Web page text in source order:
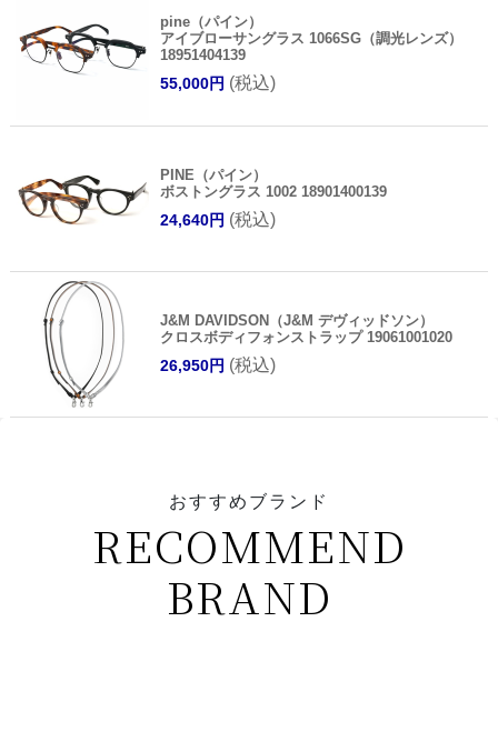
pine（パイン）
アイブローサングラス 1066SG（調光レンズ）
18951404139
55,000円 (税込)
PINE（パイン）
ボストングラス 1002 18901400139
24,640円 (税込)
J&M DAVIDSON（J&M デヴィッドソン）
クロスボディフォンストラップ 19061001020
26,950円 (税込)
おすすめブランド
RECOMMEND
BRAND